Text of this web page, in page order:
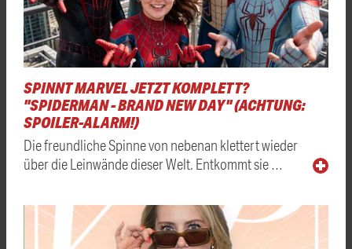
SPINNT MARVEL JETZT KOMPLETT?
"SPIDERMAN - BRAND NEW DAY" (ACHTUNG:
SPOILER-ALARM!)
Die freundliche Spinne von nebenan klettert wieder
über die Leinwände dieser Welt. Entkommt sie …